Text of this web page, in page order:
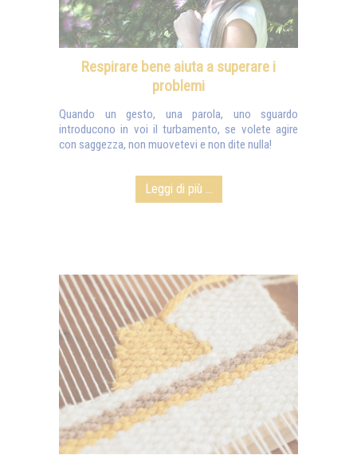
Respirare bene aiuta a superare i
problemi
Quando un gesto, una parola, uno sguardo
introducono in voi il turbamento, se volete agire
con saggezza, non muovetevi e non dite nulla!
Leggi di più ...